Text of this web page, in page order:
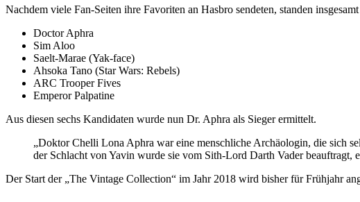
Nachdem viele Fan-Seiten ihre Favoriten an Hasbro sendeten, standen
Doctor Aphra
Sim Aloo
Saelt-Marae (Yak-face)
Ahsoka Tano (Star Wars: Rebels)
ARC Trooper Fives
Emperor Palpatine
Aus diesen sechs Kandidaten wurde nun Dr. Aphra als Sieger ermittelt.
„Doktor Chelli Lona Aphra war eine menschliche Archäologin, die sich
der Schlacht von Yavin wurde sie vom Sith-Lord Darth Vader
Der Start der „The Vintage Collection“ im Jahr 2018 wird bisher für Frühjahr